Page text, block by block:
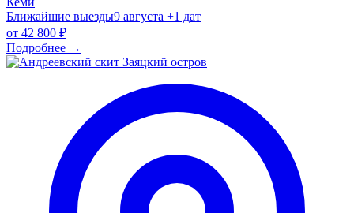
Ближайшие выезды9 августа +1 дат
от 42 800 ₽
Подробнее →